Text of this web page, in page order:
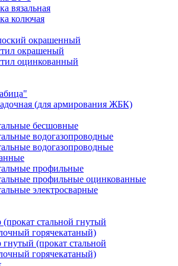
вязальная
колючая
окрашенный
окрашеный
оцинкованный
(для армирования ЖБК)
бесшовные
водогазопроводные
водогазопроводные
профильные
профильные оцинкованные
электросварные
стальной гнутый
горячекатаный)
(прокат стальной
горячекатаный)